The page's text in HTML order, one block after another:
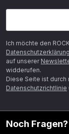
Ich möchte den
Datenschutzerklärung
auf unserer
widderufen.
Diese Seite ist durch
Datenschutzrichtlinie
Noch Fragen?